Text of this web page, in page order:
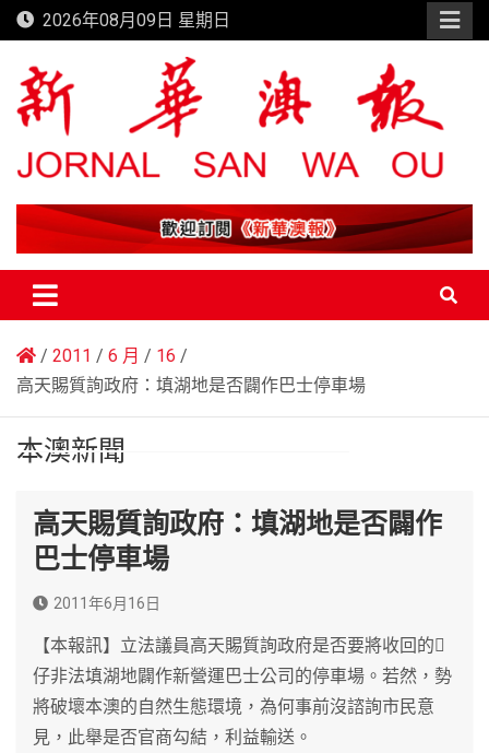
Skip
to
content
2026年08月09日 星期日
新華澳報
2011 6 月
16
高天賜質詢政府：填湖地是否闢作巴士停車場
本澳新聞
高天賜質詢政府：填湖地是否闢作
巴士停車場
2011年6月16日
【本報訊】立法議員高天賜質詢政府是否要將收回的
仔非法填湖地闢作新營運巴士公司的停車場。若然，勢
將破壞本澳的自然生態環境，為何事前沒諮詢市民意
見，此舉是否官商勾結，利益輸送。